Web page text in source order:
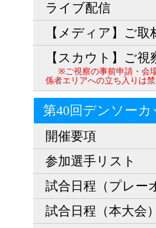
ライブ配信
【メディア】ご取
【スカウト】ご視
※ご視察の事前申請・会
係者エリアへの立ち入りは
第40回デンソー
開催要項
参加選手リスト
試合日程（プレー
試合日程（本大会）